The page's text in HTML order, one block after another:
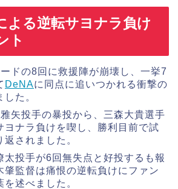
よる逆転サヨナラ負け
ト
ドの8回に救援陣が崩壊し、一挙7
DeNAに同点に追いつかれる衝撃の
た。
矢投手の暴投から、三森大貴選手
ヨナラ負けを喫し、勝利目前で試
されました。
太投手が6回無失点と好投するも報
肇監督は痛恨の逆転負けにファン
述べました。